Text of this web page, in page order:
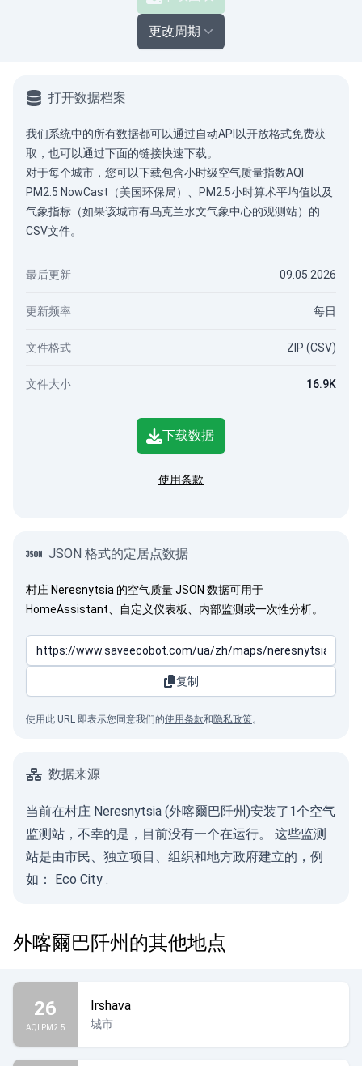
更改周期
打开数据档案
我们系统中的所有数据都可以通过自动API 以开放格式免费获
取，也可以通过下面的链接快速下载。
对于每个城市，您可以下载包含小时级空气质量指数AQI
PM2.5 NowCast（美国环保局）、PM2.5小时算术平均值以及
气象指标（如果该城市有乌克兰水文气象中心的观测站）的
CSV文件。
最后更新 09.05.2026
更新频率 每日
文件格式 ZIP (CSV)
文件大小 16.9K
下载数据
使用条款
JSON 格式的定居点数据
村庄 Neresnytsia 的空气质量 JSON 数据可用于
HomeAssistant、自定义仪表板、内部监测或一次性分析。
复制
使用此 URL 即表示您同意我们的使用条款和隐私政策。
数据来源
当前在村庄 Neresnytsia (外喀爾巴阡州)安装了1个空气
监测站，不幸的是，目前没有一个在运行。 这些监测
站是由市民、独立项目、组织和地方政府建立的，例
如： Eco City .
外喀爾巴阡州的其他地点
26
AQI PM2.5
Irshava
城市